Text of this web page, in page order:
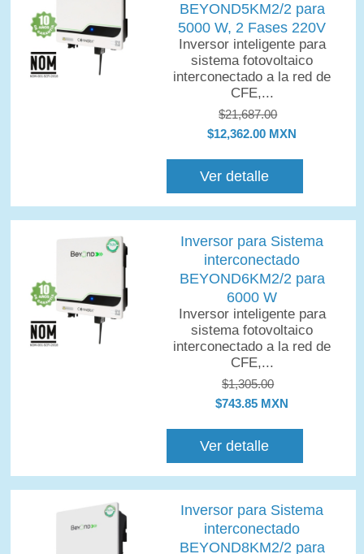
BEYOND5KM2/2 para
5000 W, 2 Fases 220V
Inversor inteligente para
sistema fotovoltaico
interconectado a la red de
CFE,...
$21,687.00
$12,362.00 MXN
Ver detalle
Inversor para Sistema
interconectado
BEYOND6KM2/2 para
6000 W
Inversor inteligente para
sistema fotovoltaico
interconectado a la red de
CFE,...
$1,305.00
$743.85 MXN
Ver detalle
Inversor para Sistema
interconectado
BEYOND8KM2/2 para